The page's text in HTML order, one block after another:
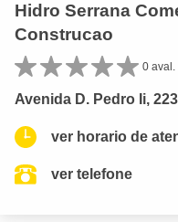
Hidro Serrana
Construcao
0 aval.
Avenida D. Pedro Ii,
ver horario de
ver telefone